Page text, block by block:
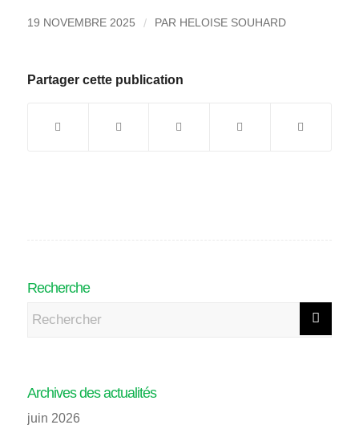
19 NOVEMBRE 2025 / PAR HELOISE SOUHARD
Partager cette publication
Recherche
Archives des actualités
juin 2026